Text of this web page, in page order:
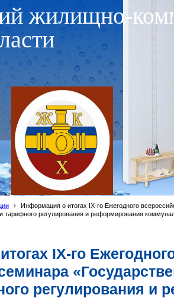
жилищно-
›
Информация о итогах IX-го Ежегодного
тарифного регулирования и реформирования
IX-го
регулирования и